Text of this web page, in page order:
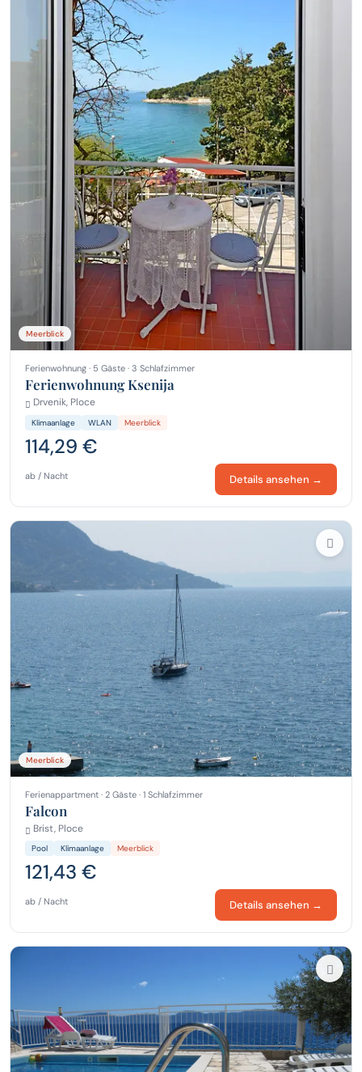
Meerblick
Ferienwohnung · 5 Gäste · 3 Schlafzimmer
Ferienwohnung Ksenija
Drvenik, Ploce
Klimaanlage WLAN Meerblick
114,29 €
ab / Nacht Details ansehen →
Meerblick
Ferienappartment · 2 Gäste · 1 Schlafzimmer
Falcon
Brist, Ploce
Pool Klimaanlage Meerblick
121,43 €
ab / Nacht Details ansehen →